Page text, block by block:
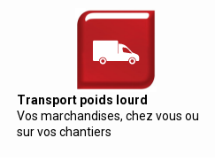
Transport poids lourd
Vos marchandises, chez vous ou
sur vos chantiers